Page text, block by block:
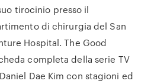
tirocinio presso il
di chirurgia del San
Hospital. The Good
completa della serie TV
Dae Kim con stagioni ed